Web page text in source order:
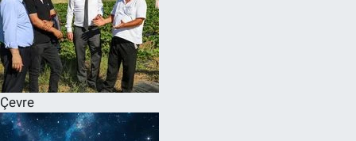
Çevre